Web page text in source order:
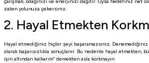
çalışmak, odağınızı ve enerjinizi dağıtır. Oysa hedefiniz net
zaten yolunuza çekersiniz.
2. Hayal Etmekten
Hayal etmediğiniz hiçbir şeyi başaramazsınız.
olarak başarısızlıkla sonuçlanır. Bu nedenle hayal etmekten,
işin altından kalkarım” demekten asla korkmayın.